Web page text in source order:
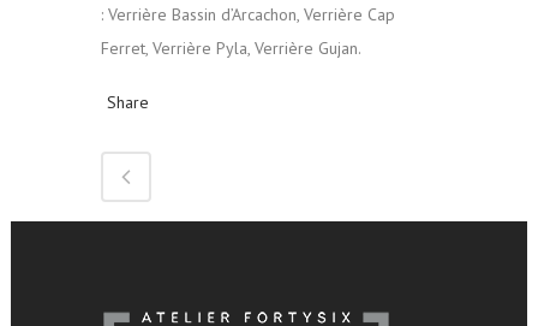
: Verrière Bassin d’Arcachon, Verrière Cap
Ferret, Verrière Pyla, Verrière Gujan.
Share